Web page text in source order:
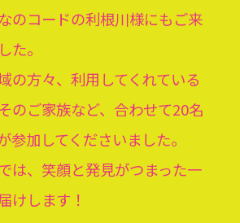
のコードの利根川様にもご来
た。
の方々、利用してくれている
のご家族など、合わせて20名
参加してくださいました。
は、笑顔と発見がつまった一
けします！